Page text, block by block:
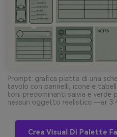
Prompt: grafica piatta di una
tavolo con pannelli, icone e
toni predominanti salvia e verde
nessun oggetto realistico --ar
Crea Visual Di Palette